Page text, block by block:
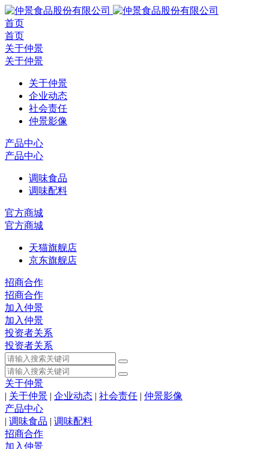
首页
首页
关于仲景
关于仲景
关于仲景
企业动态
社会责任
仲景影像
产品中心
产品中心
调味食品
调味配料
官方商城
官方商城
天猫旗舰店
京东旗舰店
招商合作
招商合作
加入仲景
加入仲景
投资者关系
投资者关系
关于仲景
| 关于仲景 | 企业动态 | 社会责任 | 仲景影像
产品中心
| 调味食品 | 调味配料
招商合作
加入仲景